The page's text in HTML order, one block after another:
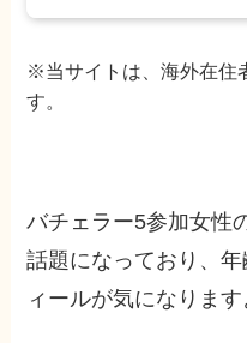
※当サイトは、海外在住
す。
バチェラー5参加女性
話題になっており、
ィールが気になります